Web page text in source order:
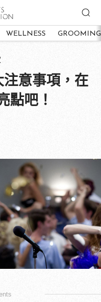
WELLNESS GROOMING
意事項，在
點吧！